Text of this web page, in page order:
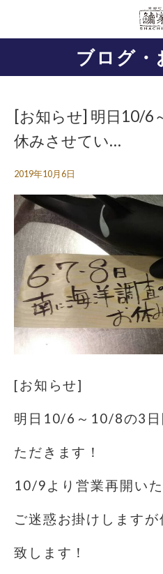
ブログ・
[お知らせ] 明日10/6
休みさせてい…
2019年10月6日
[お知らせ]
明日10/6～10/8の3日
ただきます！
10/9より営業再開い
ご迷惑お掛けします
致します！